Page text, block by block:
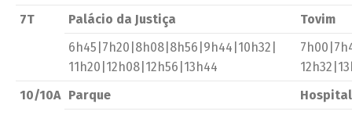
7T Palácio da Justiça
Tovim
6h45|7h20|8h08|8h56|9h44|10h32|
11h20|12h08|12h56|13h44
10/10A Parque